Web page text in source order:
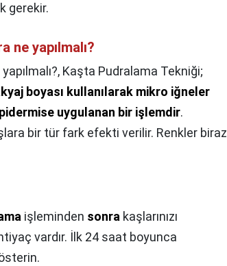
gerekir.
ne yapılmalı?
Kaşta Pudralama Tekniği;
boyası kullanılarak mikro iğneler
uygulanan bir işlemdir.
bir tür fark efekti verilir. Renkler biraz
işleminden sonra kaşlarınızı
vardır. İlk 24 saat boyunca